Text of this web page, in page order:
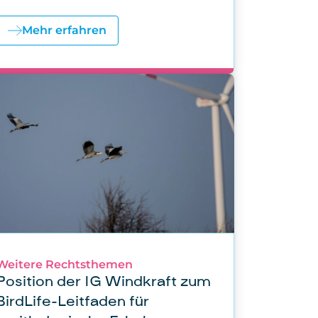
Mehr erfahren
Rechtsthemen
der IG Windkraft zum
Leitfaden für